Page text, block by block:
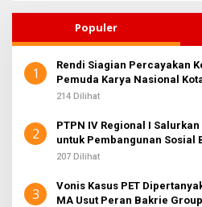
Populer
1
Rendi Siagian Percayakan
Pemuda Karya Nasional
Sembiring
214 Dilihat
2
PTPN IV Regional I Salurkan
untuk Pembangunan Sosial
207 Dilihat
3
Vonis Kasus PET
MA Usut Peran Bakrie Group